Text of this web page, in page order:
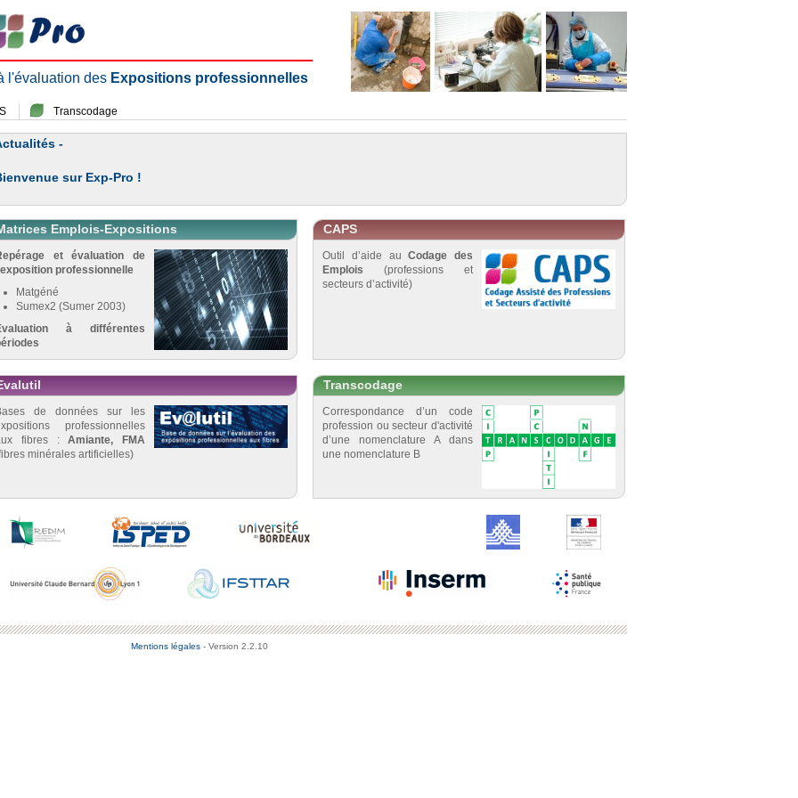
l'évaluation des Expositions professionnelles
Transcodage
-
sur Exp-Pro !
Emplois-Expositions
et évaluation de
professionnelle
Matgéné
Sumex2 (Sumer 2003)
à différentes
CAPS
Outil d’aide auCodage des
Emplois (professions et
secteurs d’activité)
de données sur les
professionnelles
fibres :Amiante, FMA
minérales artificielles)
Transcodage
Correspondance d’un code
profession ou secteur d'activité
d’une nomenclature A dans
une nomenclature B
Mentions légales - Version 2.2.10